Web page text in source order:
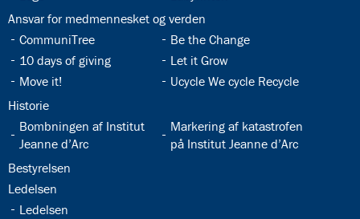
32.8:
Ansvar for medmennesket og verden
32.9:
CommuniTree 32.10:
Be the Change
32.11:
10 days of giving 32.12:
Let it Grow
32.13:
Move it! 32.14:
Ucycle We cycle Recycle
32.15:
Historie
32.16:
Bombningen af Institut
Jeanne d’Arc
32.17:
Markering af katastrofen
på Institut Jeanne d’Arc
32.18:
Bestyrelsen
32.19:
Ledelsen
32.20:
Ledelsen